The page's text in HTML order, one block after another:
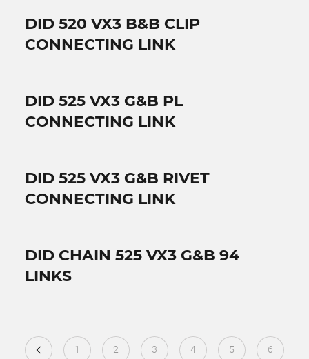
DID 520 VX3 B&B CLIP
CONNECTING LINK
DID 525 VX3 G&B PL
CONNECTING LINK
DID 525 VX3 G&B RIVET
CONNECTING LINK
DID CHAIN 525 VX3 G&B 94
LINKS
1 2 3 4 5 6